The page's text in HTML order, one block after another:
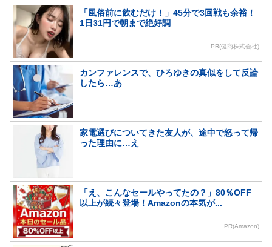
「風俗前に飲むだけ！」45分で3回戦も余裕！
1日31円で朝まで絶好調
PR(健商株式会社)
カンファレンスで、ひろゆきの真似をして反論
したら…あ
家電選びについてきた友人が、途中で怒って帰
った理由に…え
「え、こんなセールやってたの？」80％OFF
以上が続々登場！Amazonの本気が...
PR(Amazon)